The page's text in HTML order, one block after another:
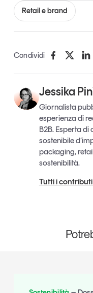
Un anno di
Tendenze 2026
Tendenze è il
modo indipendente
consumo e
consumatori
GS1 Italy GS1 Italy
Retail e brand
Condividi
Jessika
Giornalista
esperienza di
B2B. Esperta
sostenibile
packaging,
sostenibilità.
Tutti i contributi